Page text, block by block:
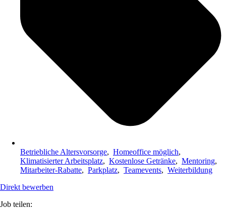
Betriebliche Altersvorsorge, Homeoffice möglich,
Klimatisierter Arbeitsplatz, Kostenlose Getränke, Mentoring,
Mitarbeiter-Rabatte, Parkplatz, Teamevents, Weiterbildung
Direkt bewerben
Job teilen: